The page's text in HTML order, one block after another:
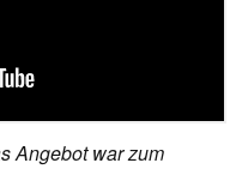
Angebot war zum